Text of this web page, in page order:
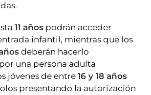
11 años podrán acceder
infantil, mientras que los
deberán hacerlo
una persona adulta
jóvenes de entre 16 y 18 años
presentando la autorización